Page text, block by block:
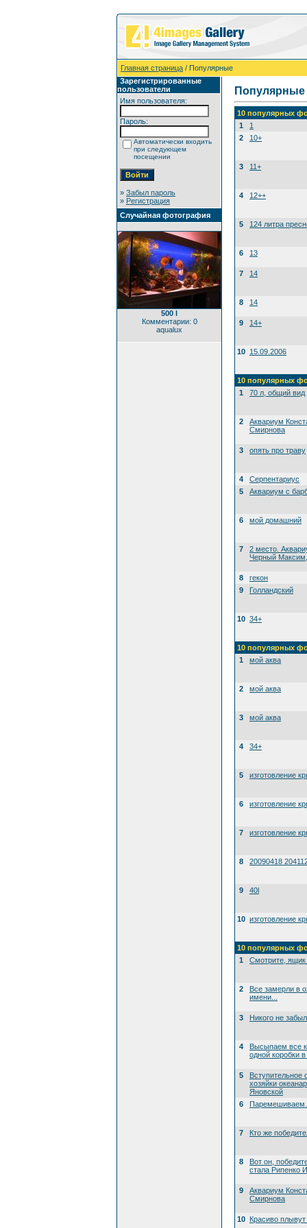
Главная страница / Популярные
Зарегистрированные
пользователи
Имя пользователя:
Пароль:
Автоматически входить
при следующем
посещении
» Забыл пароль
» Регистрация
Случайная фотография
500 l
Комментарии: 0
aqualux
Популярные
10 популярных
1
1
2
10+
3 11+
4 12++
5 124 литра
6 13
7 14
8 14
9 14+
10 15.09.2006
10 популярных
1
70 л, общий вид
2
Аквариум
Смирнова
3 опять про траву
4
Серпентариус
5
Аквариум с
6 мой домашний
7
2 место.
Черный Максим,
8
гекон
9
Голландский
10 34+
10 популярных
1
мой аква
2 мой аква
3 мой аква
4 34+
5 изготовление
6 изготовление
7 изготовление
8 20090418
9 40l
10 изготовление
10 популярных
1
Смотрите, ящик
2
Все замерли в
имени...
3 Никого не
4
Высыпаем все
одной коробки
5
Вступительное
хозяйки
Яновской
6
7 Кто же
8
Вот он,
стала Рипенко
9
Аквариум
Смирнова
10 Красиво плывут